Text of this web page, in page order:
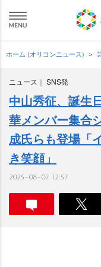
ホーム (オリコンニュース)
ニュース SNS発
中山秀征、誕生
華メンバー集合
成氏らも登場「
き笑顔」
2025-08-07 12:57